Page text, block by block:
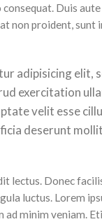
Duis
non proident, sunt
adipisicing elit,
exercitation
velit esse
deserunt
lectus. Donec
luctus. Lorem
ad minim veniam.